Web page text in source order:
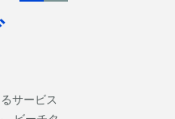
サービス